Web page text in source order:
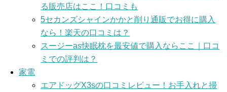
る販売店はここ！口コミも
5セカンズシャインかかと削り通販でお得に購入
なら！楽天の口コミは？
スージーas快眠枕を最安値で購入ならここ｜口コ
ミでの評判は？
家電
エアドッグX3sの口コミレビュー！お手入れと掃